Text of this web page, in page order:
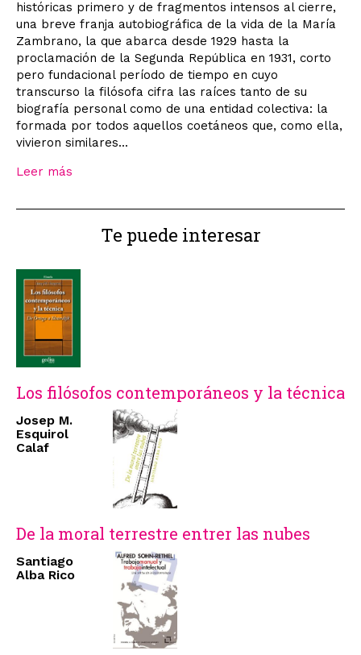
históricas primero y de fragmentos intensos al cierre,
una breve franja autobiográfica de la vida de la María
Zambrano, la que abarca desde 1929 hasta la
proclamación de la Segunda República en 1931, corto
pero fundacional período de tiempo en cuyo
transcurso la filósofa cifra las raíces tanto de su
biografía personal como de una entidad colectiva: la
formada por todos aquellos coetáneos que, como ella,
vivieron similares...
Leer más
Te puede interesar
Los filósofos contemporáneos y la técnica
Josep M.
Esquirol
Calaf
De la moral terrestre entrer las nubes
Santiago
Alba Rico